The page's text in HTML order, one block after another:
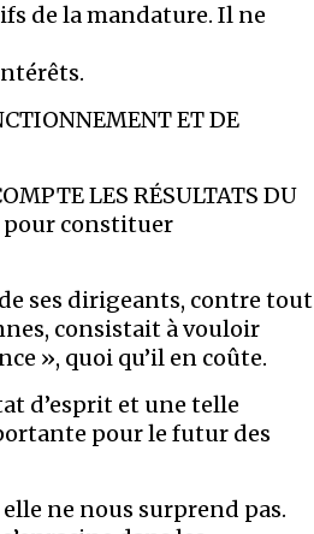
de la mandature. Il ne
ET DE
LES RÉSULTATS DU
pour constituer
ses dirigeants, contre tout
consistait à vouloir
», quoi qu’il en coûte.
d’esprit et une telle
pour le futur des
ne nous surprend pas.